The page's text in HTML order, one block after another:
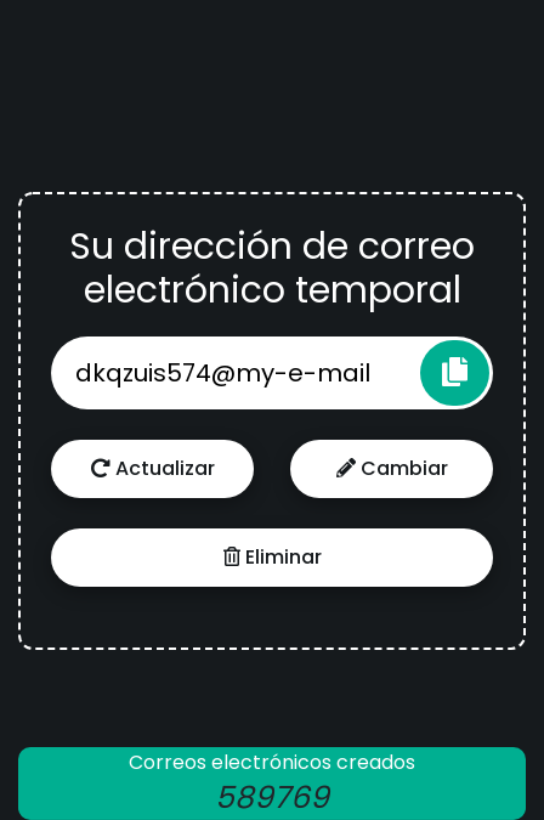
Su dirección de correo
electrónico temporal
Actualizar Cambiar
Eliminar
Correos electrónicos creados
589769